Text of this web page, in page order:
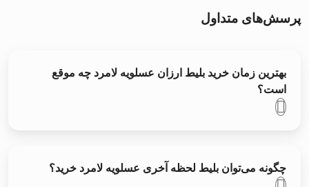
پرسش‌های متداول
بهترین زمان خرید بلیط ارزان عسلویه لامرد چه موقع
است؟
چگونه می‌توان بلیط لحظه آخری عسلویه لامرد خرید؟